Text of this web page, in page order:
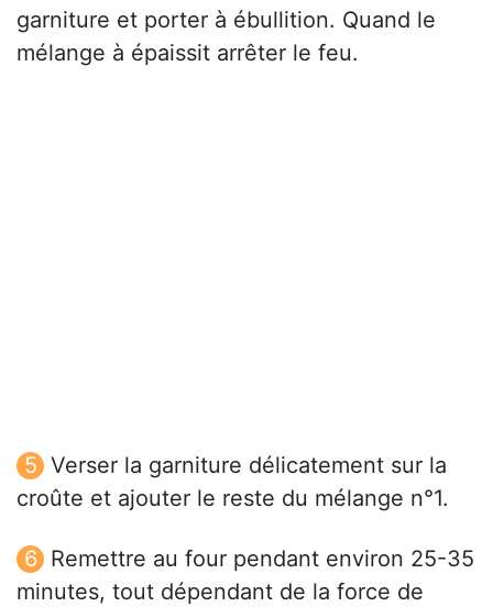
garniture et porter à ébullition. Quand le
mélange à épaissit arrêter le feu.
Verser la garniture délicatement sur la
croûte et ajouter le reste du mélange n°1.
Remettre au four pendant environ 25-35
minutes, tout dépendant de la force de